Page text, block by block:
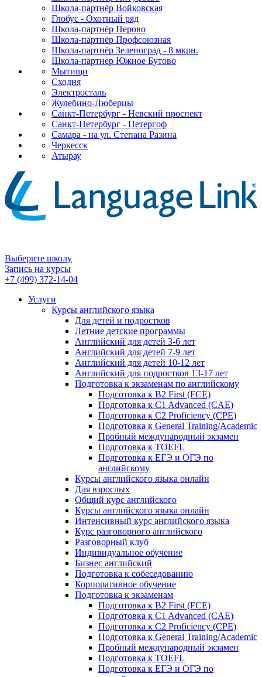
Школа-партнёр Войковская
Глобус - Охотный ряд
Школа-партнёр Перово
Школа-партнёр Профсоюзная
Школа-партнёр Зеленоград - 8 мкрн.
Школа-партнер Южное Бутово
Мытищи
Сходня
Электросталь
Жулебино-Люберцы
Санкт-Петербург - Невский проспект
Санкт-Петербург - Петергоф
Самара - на ул. Степана Разина
Черкесск
Атырау
Выберите школу
Запись на курсы
+7 (499) 372-14-04
Услуги
Курсы английского языка
Для детей и подростков
Летние детские программы
Английский для детей 3-6 лет
Английский для детей 7-9 лет
Английский для детей 10-12 лет
Английский для подростков 13-17 лет
Подготовка к экзаменам по английскому
Подготовка к B2 First (FCE)
Подготовка к C1 Advanced (CAE)
Подготовка к C2 Proficiency (CPE)
Подготовка к General Training/Academic
Пробный международный экзамен
Подготовка к TOEFL
Подготовка к ЕГЭ и ОГЭ по
английскому
Курсы английского языка онлайн
Для взрослых
Общий курс английского
Курсы английского языка онлайн
Интенсивный курс английского языка
Курс разговорного английского
Разговорный клуб
Индивидуальное обучение
Бизнес английский
Подготовка к собеседованию
Корпоративное обучение
Подготовка к экзаменам
Подготовка к B2 First (FCE)
Подготовка к C1 Advanced (CAE)
Подготовка к C2 Proficiency (CPE)
Подготовка к General Training/Academic
Пробный международный экзамен
Подготовка к TOEFL
Подготовка к ЕГЭ и ОГЭ по